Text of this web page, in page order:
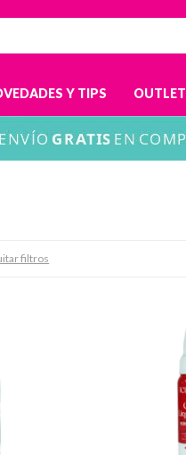
Y TIPS OUTLET
filtros